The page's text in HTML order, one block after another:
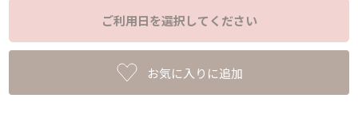
ご利用日を選択してください
お気に入りに追加